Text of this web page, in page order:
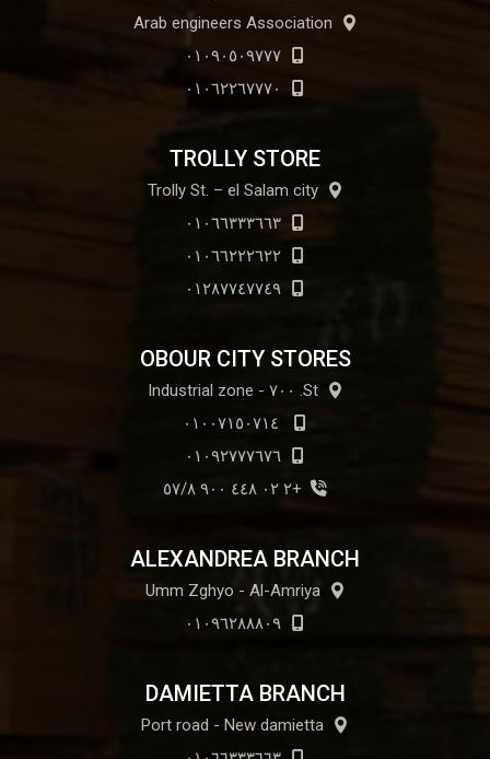
Arab engineers Association
٠١٠٩٠٥٠٩٧٧٧
٠١٠٦٢٢٦٧٧٧٠
TROLLY STORE
Trolly St. – el Salam city
٠١٠٦٦٣٣٣٦٦٣
٠١٠٦٦٢٢٢٦٢٢
٠١٢٨٧٧٤٧٧٤٩
OBOUR CITY STORES
St. ٧٠٠ - Industrial zone
٠١٠٩٢٧٧٧٦٧٦
+٢ ٠٢ ٤٤٨ ٩٠٠ ٥٧/٨
ALEXANDREA BRANCH
Umm Zghyo - Al-Amriya
٠١٠٩٦٢٨٨٨٠٩
DAMIETTA BRANCH
Port road - New damietta